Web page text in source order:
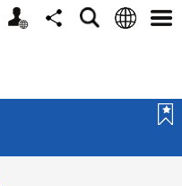
個
分
搜
語
選